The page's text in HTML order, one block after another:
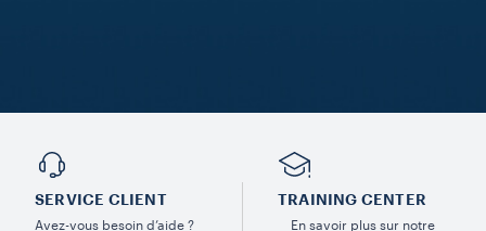
SERVICE CLIENT
Avez-vous besoin d’aide ?
TRAINING CENTER
En savoir plus sur notre